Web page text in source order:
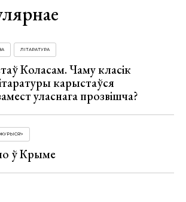
ЛІТАРАТУРА
Коласам. Чаму класік
карыстаўся
уласнага прозвішча?
ў Крыме